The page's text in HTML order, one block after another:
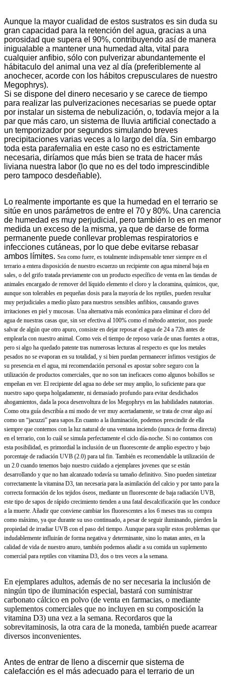
Aunque la mayor cualidad de estos sustratos es sin duda su
gran capacidad para la retención del agua, gracias a una
porosidad que supera el 90%, contribuyendo así de manera
inigualable a mantener una humedad alta, vital para
cualquier anfibio, sólo con pulverizar abundantemente el
hábitaculo del animal una vez al día (preferiblemente al
anochecer, acorde con los hábitos crepusculares de nuestro
Megophrys).
Si se dispone del dinero necesario y se carece de tiempo
para realizar las pulverizaciones necesarias se puede optar
por instalar un sistema de nebulización, o, todavía mejor a la
par que más caro, un sistema de lluvia artificial conectado a
un temporizador por segundos simulando breves
precipitaciones varias veces a lo largo del día. Sin embargo
toda esta parafernalia en este caso no es estrictamente
necesaria, diríamos que más bien se trata de hacer más
liviana nuestra labor (lo que no es del todo imprescindible
pero tampoco desdeñable).
Lo realmente importante es que la humedad en el terrario se
sitúe en unos parámetros de entre el 70 y 80%. Una carencia
de humedad es muy perjudicial, pero también lo es en menor
medida un exceso de la misma, ya que de darse de forma
permanente puede conllevar problemas respiratorios e
infecciones cutáneas, por lo que debe evitarse rebasar
ambos límites. Sea como fuere, es totalmente indispensable tener siempre en el
terrario a entera disposición de nuestro escuerzo un recipiente con agua mineral baja en
sales, o del grifo tratada previamente con un producto específico de venta en las tiendas de
animales encargado de remover del líquido elemento el cloro y la cloramina, químicos, que,
aunque son tolerables en pequeñas dosis para la mayoría de los reptiles, pueden resultar
muy perjudiciales a medio plazo para nuestros sensibles anfibios, causando graves
irritaciones en piel y mucosas. Una alternativa más económica para eliminar el cloro del
agua de nuestras casas que, sin ser efectiva al 100% como el método anterior, nos puede
salvar de algún que otro apuro, consiste en dejar reposar el agua de 24 a 72h antes de
emplearla con nuestro animal. Como veis el tiempo de reposo varía de unas fuentes a otras,
pero si algo ha quedado patente tras numerosas lecturas al respecto es que los metales
pesados no se evaporan en su totalidad, y si bien puedan permanecer ínfimos vestigios de
su presencia en el agua, mi recomendación personal es apostar sobre seguro con la
utilización de productos comerciales, que no son tan ineficaces como algunos bolsillos se
empeñan en ver. El recipiente del agua no debe ser muy amplio, lo suficiente para que
nuestro sapo quepa holgadamente, ni demasiado profundo para evitar desdichados
ahogamientos, dada la poca desenvoltura de los Megophrys en las habilidades natatorias.
Como otra guía describía a mi modo de ver muy acertadamente, se trata de crear algo así
como un “jacuzzi” para sapos.En cuanto a la iluminación, podemos prescindir de ella
siempre que contemos con la luz natural de una ventana inciendo (nunca de forma directa)
en el terrario, con lo cuál se simula perfectamente el ciclo día-noche. Si no contamos con
esta posibilidad, es primordial la inclusión de un fluorescente de amplio espectro y bajo
porcentaje de radiación UVB (2.0) para tal fin. También es recomendable la utilización de
un 2.0 cuando tenemos bajo nuestro cuidado a ejemplares jovenes que se están
desarrollando y que no han alcanzado todavía su tamaño definitivo. Sino pueden sintetizar
correctamente la vitamina D3, tan necesaria para la asimilación del calcio y por tanto para la
correcta formación de los tejidos óseos, mediante un fluorescente de baja radiación UVB,
este tipo de sapos de rápido crecimiento tienden a una fatal descalcificación que les conduce
a la muerte. Añadir que conviene cambiar los fluorescentes a los 6 meses tras su compra
como máximo, ya que durante su uso continuado, a pesar de seguir iluminando, pierden la
propiedad de irradiar UVB con el paso del tiempo. Aunque para suplir estos problemas que
indudablemente influirán de forma negativa y determinante, sino lo matan antes, en la
calidad de vida de nuestro anuro, también podemos añadir a su comida un suplemento
comercial para reptiles con vitamina D3, dos o tres veces a la semana.
En ejemplares adultos, además de no ser necesaria la inclusión de
ningún tipo de iluminación especial, bastará con suministrar
carbonato cálcico en polvo (de venta en farmacias, o mediante
suplementos comerciales que no incluyen en su composición la
vitamina D3) una vez a la semana. Recordaros que la
sobrevitaminosis, la otra cara de la moneda, también puede acarrear
diversos inconvenientes.
Antes de entrar de lleno a discernir que sistema de
calefacción es el más adecuado para el terrario de un